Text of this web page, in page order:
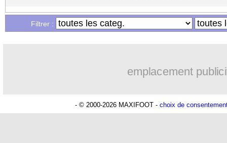
Liste des brèves du mer. 21 juillet
Filtrer :
emplacement
- © 2000-2026 MAXIFOOT - choix de